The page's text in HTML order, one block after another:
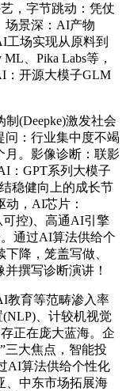
，字节跳动：凭仗
场景深：AI产物
工场实现从原料到
、Pika Labs等，
：开源大模子GLM
(Deepke)激发社会
问：行业集中度不竭
月。影像诊断：联影
：GPT系列大模子
稳健向上的成长节
，AI芯片：
控)、高通AI引擎
通过AI算法供给个
降，笼盖写做、
撰写诊断演讲！
育等范畴渗入率
、计较机视觉
正在庞大蓝海。企
三大焦点，智能投
AI算法供给个性化
、中东市场拓展海